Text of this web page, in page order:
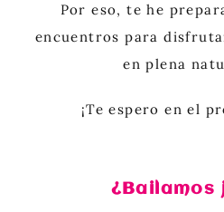
Por eso, te he
encuentros para
en plena
¡Te espero en el
¿Bailamos